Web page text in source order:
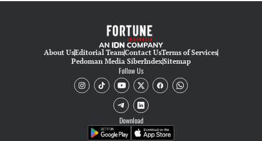
About UsEditorial TeamContact UsTerms of Services
Pedoman Media SiberIndexSitemap
Follow Us
Download